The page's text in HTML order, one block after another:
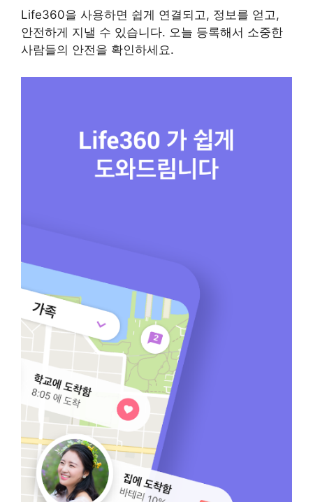
Life360을 사용하면 쉽게 연결되고, 정보를 얻고,
안전하게 지낼 수 있습니다. 오늘 등록해서 소중한
사람들의 안전을 확인하세요.